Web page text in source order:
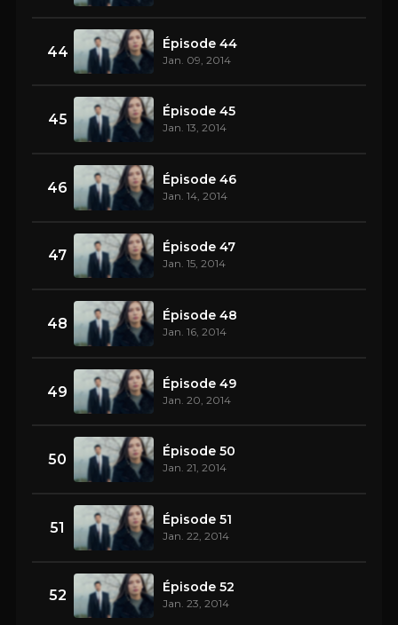
44 Épisode 44
Jan. 09, 2014
45 Épisode 45
Jan. 13, 2014
46 Épisode 46
Jan. 14, 2014
47 Épisode 47
Jan. 15, 2014
48 Épisode 48
Jan. 16, 2014
49 Épisode 49
Jan. 20, 2014
50 Épisode 50
Jan. 21, 2014
51 Épisode 51
Jan. 22, 2014
52 Épisode 52
Jan. 23, 2014